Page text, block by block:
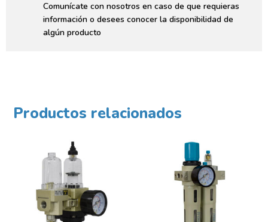
Comunícate con nosotros en caso de que requieras
información o desees conocer la disponibilidad de
algún producto
Productos relacionados